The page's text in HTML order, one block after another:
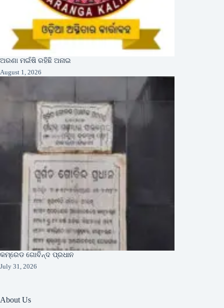
ଅରଣା ମଇଁଷି ରହିଛି ଅନାଇ
August 1, 2026
କମ୍ରେଡ ଗୋବିନ୍ଦ ପ୍ରଧାନ
July 31, 2026
About Us